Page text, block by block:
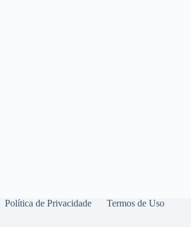
Política de Privacidade Termos de Uso